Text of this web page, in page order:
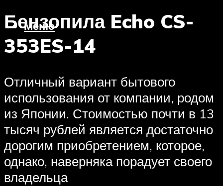
Меню
Бензопила Echo CS-
353ES-14
Отличный вариант бытового
использования от компании, родом
из Японии. Стоимостью почти в 13
тысяч рублей является достаточно
дорогим приобретением, которое,
однако, наверняка порадует своего
владельца